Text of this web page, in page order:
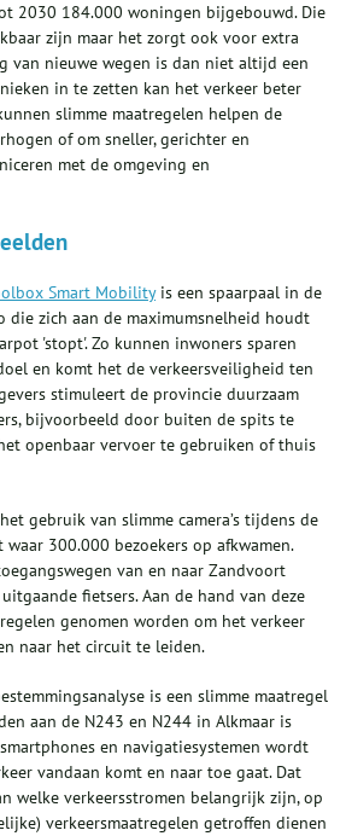
2030 184.000 woningen bijgebouwd. Die
zijn maar het zorgt ook voor extra
van nieuwe wegen is dan niet altijd een
in te zetten kan het verkeer beter
slimme maatregelen helpen de
of om sneller, gerichter en
met de omgeving en
Smart Mobilityis een spaarpaal in de
die zich aan de maximumsnelheid houdt
'stopt'. Zo kunnen inwoners sparen
en komt het de verkeersveiligheid ten
stimuleert de provincie duurzaam
bijvoorbeeld door buiten de spits te
openbaar vervoer te gebruiken of thuis
gebruik van slimme camera’s tijdens de
300.000 bezoekers op afkwamen.
van en naar Zandvoort
fietsers. Aan de hand van deze
genomen worden om het verkeer
naar het circuit te leiden.
is een slimme maatregel
aan de N243 en N244 in Alkmaar is
en navigatiesystemen wordt
vandaan komt en naar toe gaat. Dat
welke verkeersstromen belangrijk zijn, op
verkeersmaatregelen getroffen dienen